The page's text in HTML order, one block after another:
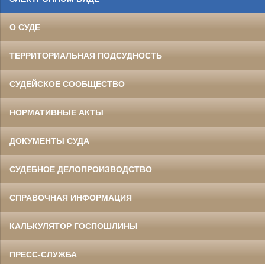
О СУДЕ
ТЕРРИТОРИАЛЬНАЯ ПОДСУДНОСТЬ
СУДЕЙСКОЕ СООБЩЕСТВО
НОРМАТИВНЫЕ АКТЫ
ДОКУМЕНТЫ СУДА
СУДЕБНОЕ ДЕЛОПРОИЗВОДСТВО
СПРАВОЧНАЯ ИНФОРМАЦИЯ
КАЛЬКУЛЯТОР ГОСПОШЛИНЫ
ПРЕСС-СЛУЖБА